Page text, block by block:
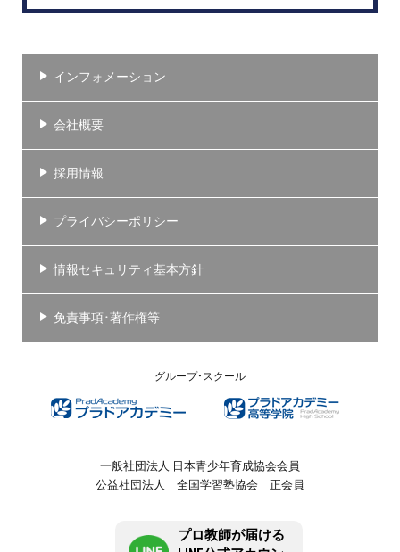
インフォメーション
会社概要
採用情報
プライバシーポリシー
情報セキュリティ基本方針
免責事項・著作権等
グループ・スクール
一般社団法人 日本青少年育成協会会員
公益社団法人 全国学習塾協会 正会員
プロ教師が届ける